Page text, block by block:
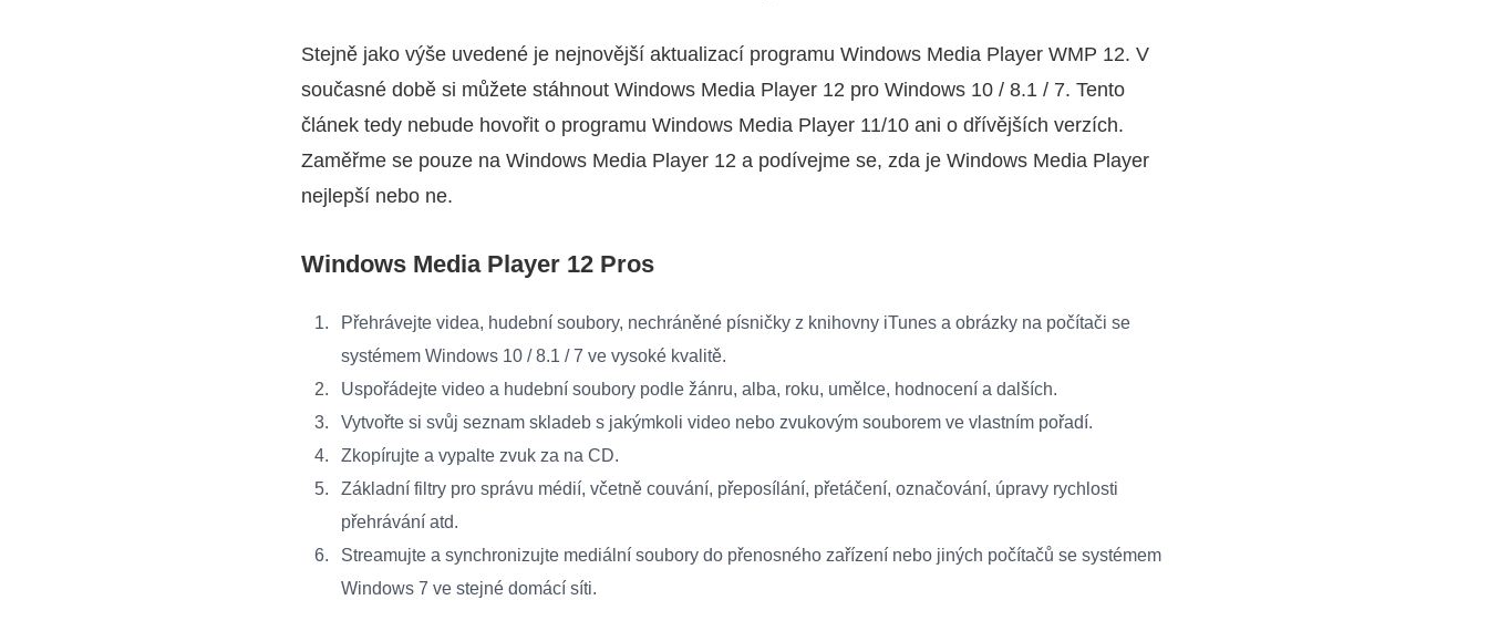
Stejně jako výše uvedené je nejnovější aktualizací programu Windows Media Player WMP 12. V
současné době si můžete stáhnout Windows Media Player 12 pro Windows 10 / 8.1 / 7. Tento
článek tedy nebude hovořit o programu Windows Media Player 11/10 ani o dřívějších verzích.
Zaměřme se pouze na Windows Media Player 12 a podívejme se, zda je Windows Media Player
nejlepší nebo ne.
Windows Media Player 12 Pros
Přehrávejte videa, hudební soubory, nechráněné písničky z knihovny iTunes a obrázky na počítači se
systémem Windows 10 / 8.1 / 7 ve vysoké kvalitě.
Uspořádejte video a hudební soubory podle žánru, alba, roku, umělce, hodnocení a dalších.
Vytvořte si svůj seznam skladeb s jakýmkoli video nebo zvukovým souborem ve vlastním pořadí.
Zkopírujte a vypalte zvuk za na CD.
Základní filtry pro správu médií, včetně couvání, přeposílání, přetáčení, označování, úpravy rychlosti
přehrávání atd.
Streamujte a synchronizujte mediální soubory do přenosného zařízení nebo jiných počítačů se systémem
Windows 7 ve stejné domácí síti.